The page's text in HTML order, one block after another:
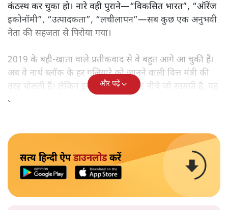
कंठस्थ कर चुका हो। नारे वही पुराने—“विकसित भारत”, “ऑरेंज
इकोनॉमी”, “उत्पादकता”, “लचीलापन”—सब कुछ एक अनुभवी
नेता की सहजता से पिरोया गया।
2019 के बही‑खाता वाले प्रतीकवाद से वे बहुत आगे आ चुकी हैं।
अब वे नार्थ ब्लॉक के हर गलियारे को जानने वाली वित्त मंत्री की
तरह बोलती हैं। लेकिन इस आत्मविश्वास के नीचे जो सामग्री है, वह
उतनी ही अनुमानित और दोहराव भरी।
और पढ़ें
सत्य हिन्दी ऐपडाउनलोडकरें